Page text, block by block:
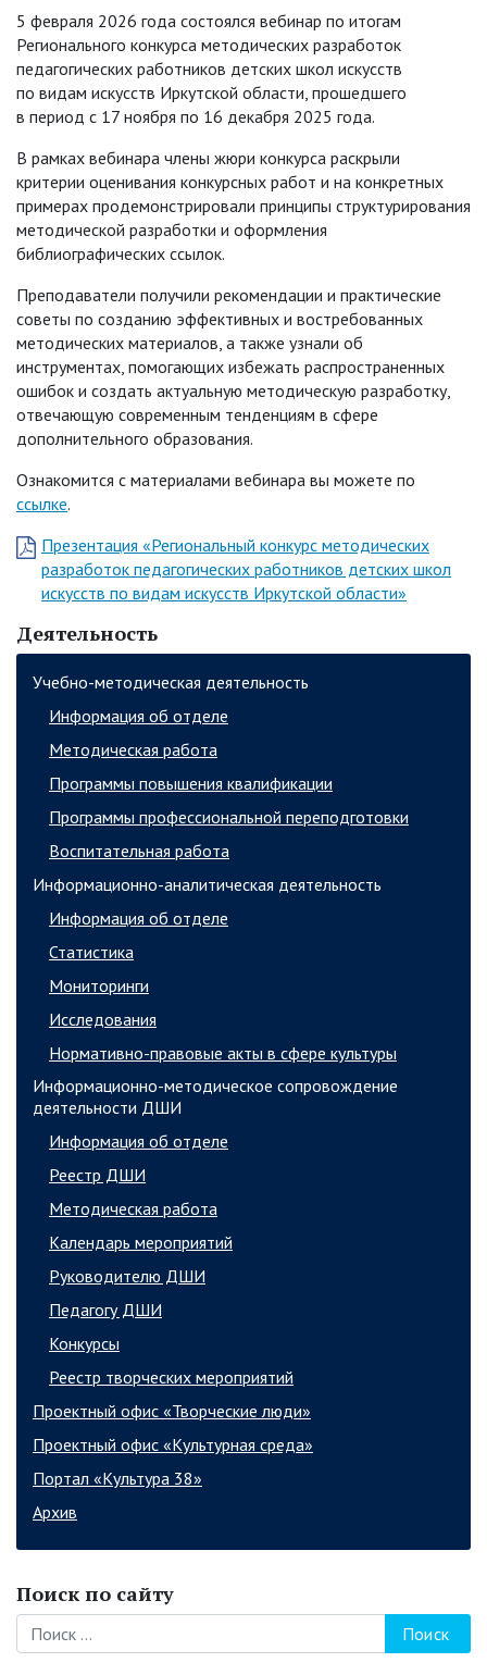
Деятельность
Учебно-методическая деятельность
Информация об отделе
Методическая работа
Программы повышения квалификации
Программы профессиональной переподготовки
Воспитательная работа
Информационно-аналитическая деятельность
Информация об отделе
Статистика
Мониторинги
Исследования
Нормативно-правовые акты в сфере культуры
Информационно-методическое сопровождение
деятельности ДШИ
Информация об отделе
Реестр ДШИ
Методическая работа
Календарь мероприятий
Руководителю ДШИ
Педагогу ДШИ
Конкурсы
Реестр творческих мероприятий
Проектный офис «Творческие люди»
Проектный офис «Культурная среда»
Портал «Культура 38»
Архив
Поиск по сайту
Поиск
5 февраля 2026 года состоялся вебинар по итогам
Регионального конкурса методических разработок
педагогических работников детских школ искусств
по видам искусств Иркутской области, прошедшего
в период с 17 ноября по 16 декабря 2025 года.
В рамках вебинара члены жюри конкурса раскрыли
критерии оценивания конкурсных работ и на конкретных
примерах продемонстрировали принципы структурирования
методической разработки и оформления
библиографических ссылок.
Преподаватели получили рекомендации и практические
советы по созданию эффективных и востребованных
методических материалов, а также узнали об
инструментах, помогающих избежать распространенных
ошибок и создать актуальную методическую разработку,
отвечающую современным тенденциям в сфере
дополнительного образования.
Ознакомится с материалами вебинара вы можете по
ссылке.
Презентация «Региональный конкурс методических
разработок педагогических работников детских школ
искусств по видам искусств Иркутской области»